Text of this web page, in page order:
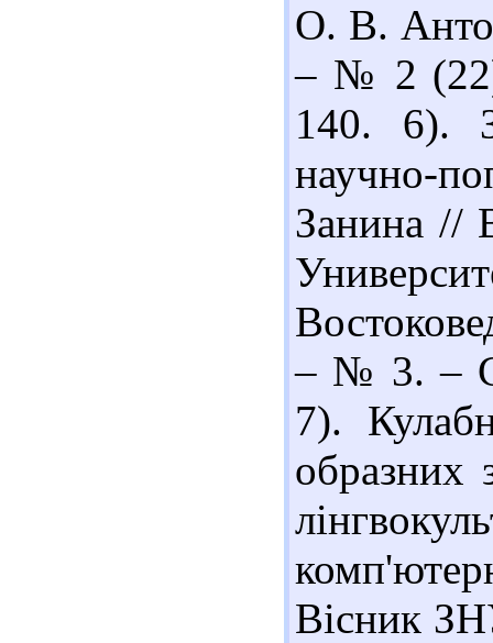
О. В.
– № 2
140. 6).
научно-
Занина //
– № 3. –
7).
образних
Вісник